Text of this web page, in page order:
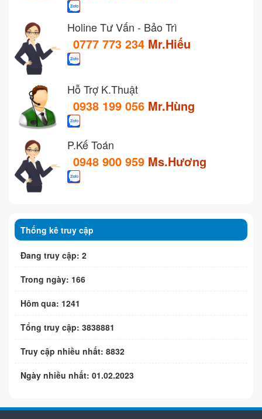
Holine Tư Vấn - Bảo Trì
0777 773 234 Mr.Hiếu
Hỗ Trợ K.Thuật
0938 199 056 Mr.Hùng
P.Kế Toán
0948 900 959 Ms.Hương
Thống kê truy cập
Đang truy cập: 2
Trong ngày: 166
Hôm qua: 1241
Tổng truy cập: 3838881
Truy cập nhiều nhất: 8832
Ngày nhiều nhất: 01.02.2023